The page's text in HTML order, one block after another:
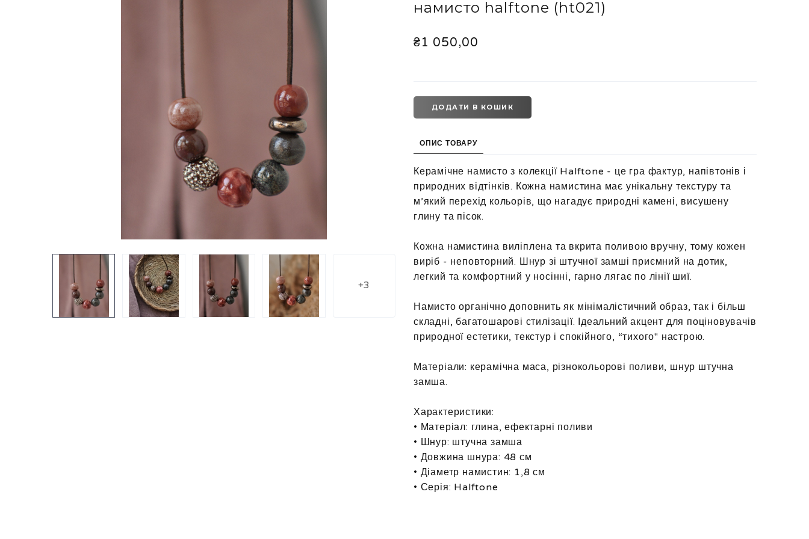
+3
намисто halftone (ht021)
₴1 050,00
ДОДАТИ В КОШИК
ОПИС ТОВАРУ
Керамічне намисто з колекції Halftone - це гра фактур, напівтонів і
природних відтінків. Кожна намистина має унікальну текстуру та
м’який перехід кольорів, що нагадує природні камені, висушену
глину та пісок.
Кожна намистина виліплена та вкрита поливою вручну, тому кожен
виріб - неповторний. Шнур зі штучної замші приємний на дотик,
легкий та комфортний у носінні, гарно лягає по лінії шиї.
Намисто органічно доповнить як мінімалістичний образ, так і більш
складні, багатошарові стилізації. Ідеальний акцент для поціновувачів
природної естетики, текстур і спокійного, “тихого" настрою.
Матеріали: керамічна маса, різнокольорові поливи, шнур штучна
замша.
Характеристики:
• Матеріал: глина, ефектарні поливи
• Шнур: штучна замша
• Довжина шнура: 48 см
• Діаметр намистин: 1,8 см
• Серія: Halftone